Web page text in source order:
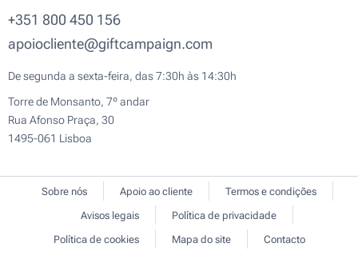
+351 800 450 156
apoiocliente@giftcampaign.com
De segunda a sexta-feira, das 7:30h às 14:30h
Torre de Monsanto, 7º andar
Rua Afonso Praça, 30
1495-061 Lisboa
Sobre nós Apoio ao cliente
Termos e condições
Avisos legais
Política de privacidade
Política de cookies
Mapa do site Contacto